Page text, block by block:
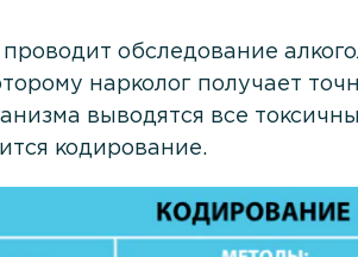
обследование
нарколог получает
выводятся все
кодирование.